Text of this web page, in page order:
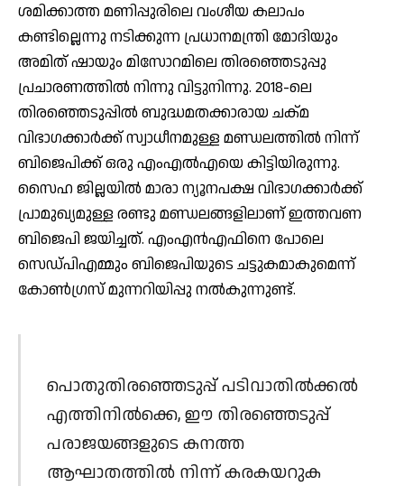
ശമിക്കാത്ത മണിപ്പുരിലെ വംശീയ കലാപം
കണ്ടില്ലെന്നു നടിക്കുന്ന പ്രധാനമന്ത്രി മോദിയും
അമിത് ഷായും മിസോറമിലെ തിരഞ്ഞെടുപ്പു
പ്രചാരണത്തില്‍ നിന്നു വിട്ടുനിന്നു. 2018-ലെ
തിരഞ്ഞെടുപ്പില്‍ ബുദ്ധമതക്കാരായ ചക്മ
വിഭാഗക്കാര്‍ക്ക് സ്വാധീനമുള്ള മണ്ഡലത്തില്‍ നിന്ന്
ബിജെപിക്ക് ഒരു എംഎല്‍എയെ കിട്ടിയിരുന്നു.
സൈഹ ജില്ലയില്‍ മാരാ ന്യൂനപക്ഷ വിഭാഗക്കാര്‍ക്ക്
പ്രാമുഖ്യമുള്ള രണ്ടു മണ്ഡലങ്ങളിലാണ് ഇത്തവണ
ബിജെപി ജയിച്ചത്. എംഎന്‍എഫിനെ പോലെ
സെഡ്പിഎമ്മും ബിജെപിയുടെ ചട്ടുകമാകുമെന്ന്
കോണ്‍ഗ്രസ് മുന്നറിയിപ്പു നല്‍കുന്നുണ്ട്.
പൊതുതിരഞ്ഞെടുപ്പ് പടിവാതില്‍ക്കല്‍
എത്തിനില്‍ക്കെ, ഈ തിരഞ്ഞെടുപ്പ്
പരാജയങ്ങളുടെ കനത്ത
ആഘാതത്തില്‍ നിന്ന് കരകയറുക